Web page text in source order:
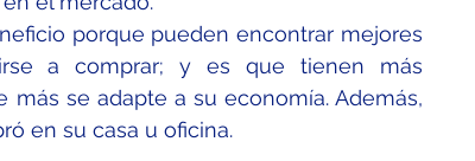
porque pueden encontrar mejores
a comprar; y es que tienen más
se adapte a su economía. Además,
en su casa u oficina.